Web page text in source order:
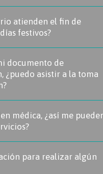
atienden el fin de
festivos?
documento de
¿puedo asistir a la toma
médica, ¿así me
para realizar algún